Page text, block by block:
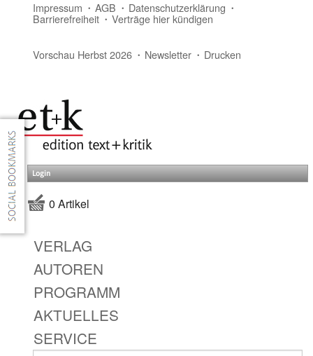
Impressum AGB Datenschutzerklärung
Barrierefreiheit Verträge hier kündigen
Vorschau Herbst 2026 Newsletter Drucken
Login
0 Artikel
VERLAG
AUTOREN
PROGRAMM
AKTUELLES
SERVICE